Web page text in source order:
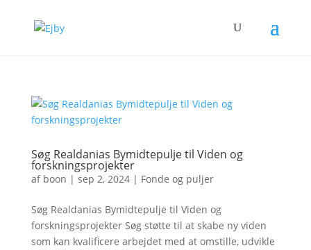
Søg Realdanias Bymidtepulje til Viden og
forskningsprojekter
af boon | sep 2, 2024| Fonde og puljer
Søg Realdanias Bymidtepulje til Viden og
forskningsprojekter Søg støtte til at skabe ny viden
som kan kvalificere arbejdet med at omstille, udvikle